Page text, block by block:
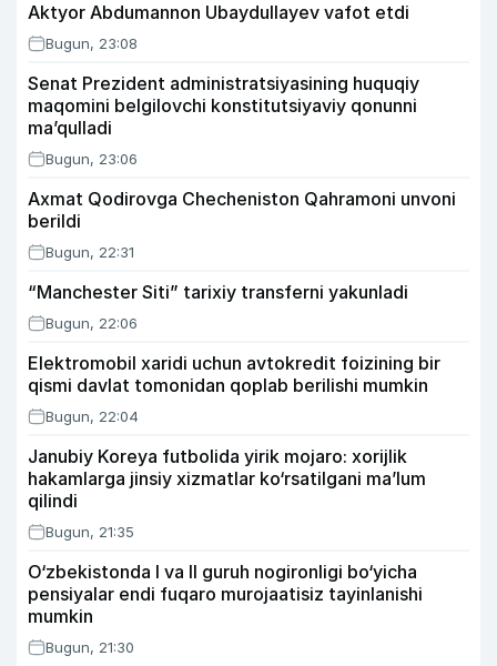
Aktyor Abdu­mannon Ubaydullayev vafot etdi
Bugun, 23:08
Senat Prezident administratsiyasining huquqiy
maqomini belgilovchi konstitutsiyaviy qonunni
ma’qulladi
Bugun, 23:06
Axmat Qodirovga Checheniston Qahramoni unvoni
berildi
Bugun, 22:31
“Manchester Siti” tarixiy transferni yakunladi
Bugun, 22:06
Elektromobil xaridi uchun avtokredit foizining bir
qismi davlat tomonidan qoplab berilishi mumkin
Bugun, 22:04
Janubiy Koreya futbolida yirik mojaro: xorijlik
hakamlarga jinsiy xizmatlar ko‘rsatilgani ma’lum
qilindi
Bugun, 21:35
O‘zbekistonda I va II guruh nogironligi bo‘yicha
pensiyalar endi fuqaro murojaatisiz tayinlanishi
mumkin
Bugun, 21:30